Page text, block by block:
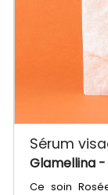
Sérum
Glamellina -
Ce soin